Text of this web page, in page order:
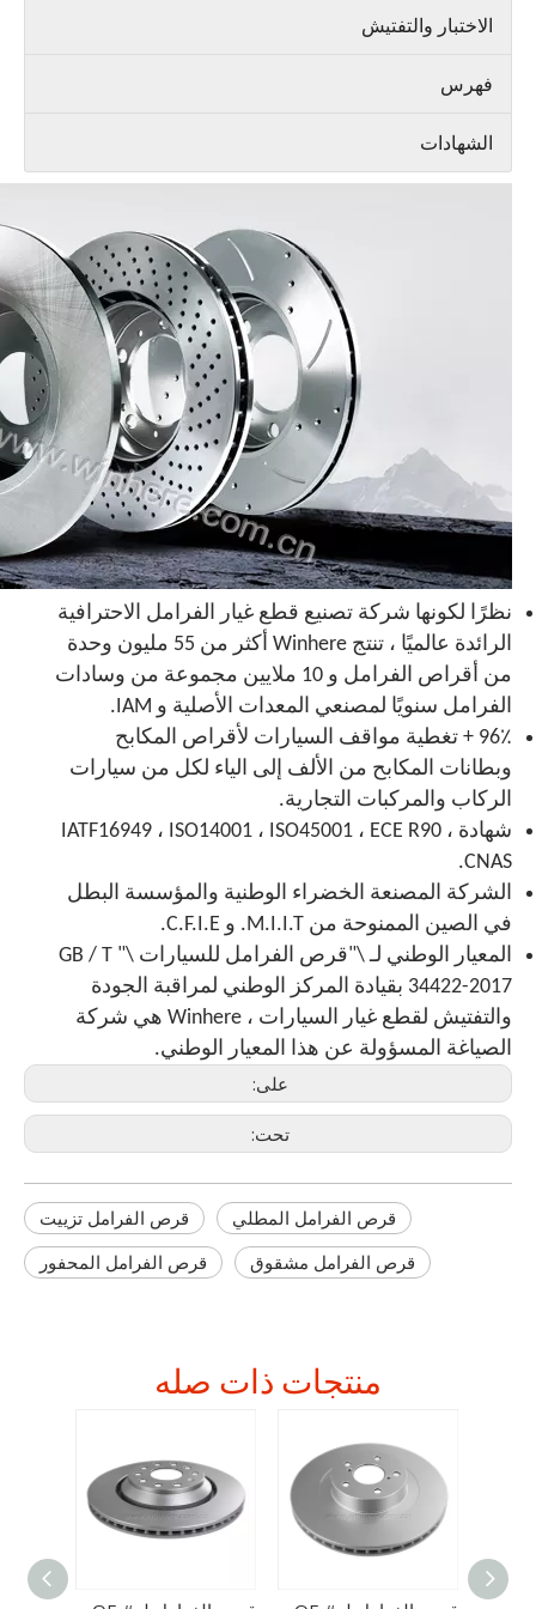
الاختبار والتفتيش
فهرس
الشهادات
نظرًا لكونها شركة تصنيع قطع غيار الفرامل الاحترافية
الرائدة عالميًا ، تنتج Winhere أكثر من 55 مليون وحدة
من أقراص الفرامل و 10 ملايين مجموعة من وسادات
الفرامل سنويًا لمصنعي المعدات الأصلية و IAM.
96٪ + تغطية مواقف السيارات لأقراص المكابح
وبطانات المكابح من الألف إلى الياء لكل من سيارات
الركاب والمركبات التجارية.
شهادة IATF16949 ، ISO14001 ، ISO45001 ، ECE R90 ،
CNAS.
الشركة المصنعة الخضراء الوطنية والمؤسسة البطل
في الصين الممنوحة من M.I.I.T. و C.F.I.E.
المعيار الوطني لـ \"قرص الفرامل للسيارات \" GB / T
34422-2017 بقيادة المركز الوطني لمراقبة الجودة
والتفتيش لقطع غيار السيارات ، Winhere هي شركة
الصياغة المسؤولة عن هذا المعيار الوطني.
على:
تحت:
قرص الفرامل تزييت
قرص الفرامل المطلي
قرص الفرامل المحفور
قرص الفرامل مشقوق
منتجات ذات صله